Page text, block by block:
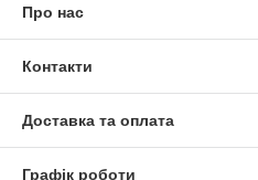
Про нас
Контакти
Доставка та оплата
Графік роботи